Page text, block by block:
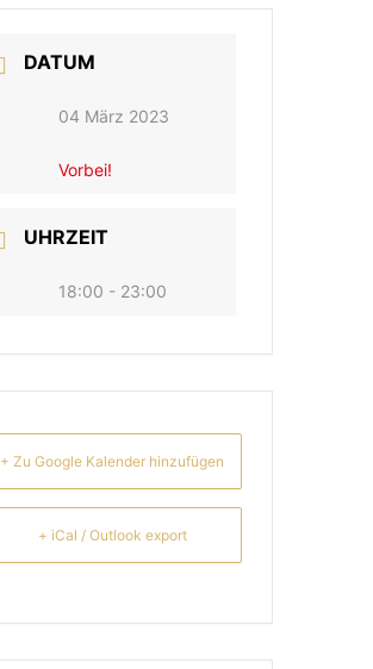
DATUM
04 März 2023
Vorbei!
UHRZEIT
18:00 - 23:00
+ Zu Google Kalender hinzufügen
+ iCal / Outlook export